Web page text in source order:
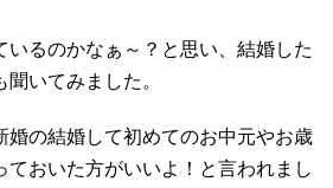
いるのかなぁ～？と思い、結婚した
いてみました。
婚の結婚して初めてのお中元やお歳
ておいた方がいいよ！と言われまし